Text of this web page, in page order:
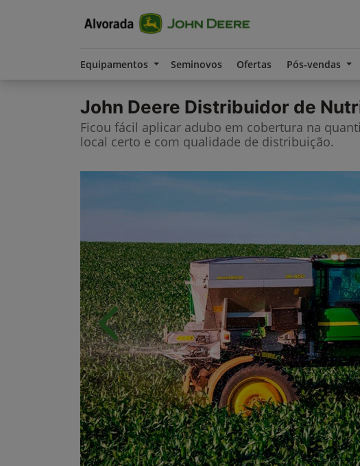
Equipamentos Seminovos Ofertas Pós-vendas
John Deere Distribuidor de
Ficou fácil aplicar adubo em cobertura na
local certo e com qualidade de distribuição.
Anterior